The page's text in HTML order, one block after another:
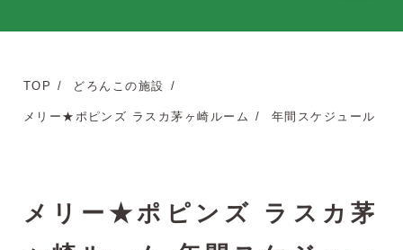
TOP どろんこの施設
メリー★ポピンズ ラスカ茅ヶ崎ルーム 年間スケジュール
メリー★ポピンズ ラスカ茅